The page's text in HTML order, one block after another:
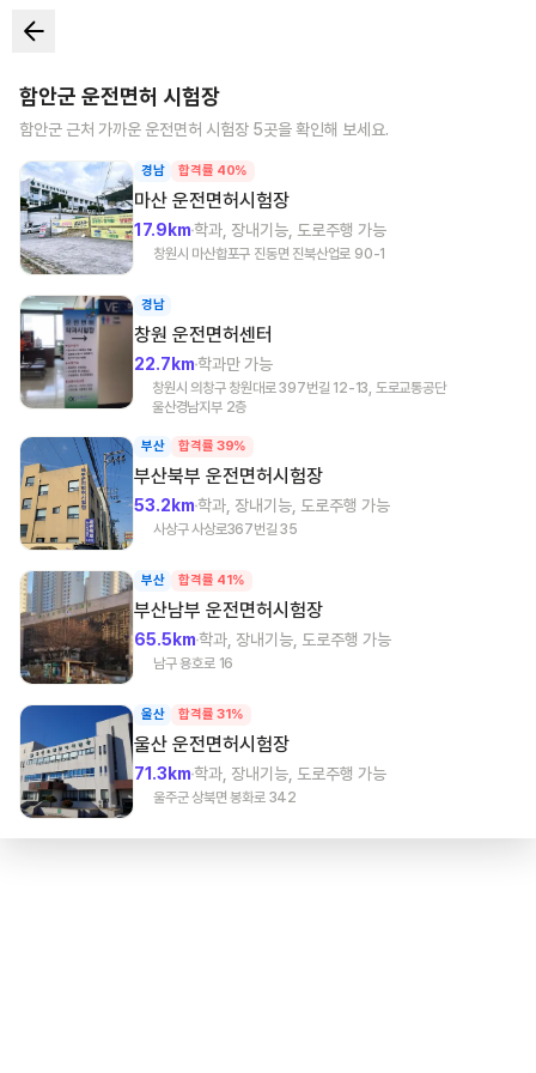
함안군 운전면허 시험장
함안군 근처 가까운 운전면허 시험장 5곳을 확인해 보세요.
경남 합격률 40%
마산 운전면허시험장
17.9km학과, 장내기능, 도로주행 가능
창원시 마산합포구 진동면 진북산업로 90-1
경남
창원 운전면허센터
22.7km학과만 가능
창원시 의창구 창원대로 397번길 12-13, 도로교통공단
울산경남지부 2층
부산 합격률 39%
부산북부 운전면허시험장
53.2km학과, 장내기능, 도로주행 가능
사상구 사상로367번길 35
부산 합격률 41%
부산남부 운전면허시험장
65.5km학과, 장내기능, 도로주행 가능
남구 용호로 16
울산 합격률 31%
울산 운전면허시험장
71.3km학과, 장내기능, 도로주행 가능
울주군 상북면 봉화로 342